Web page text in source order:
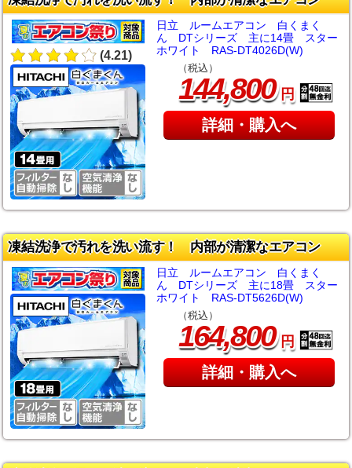
(4.21)
日立 ルームエアコン 白くまく
ん DTシリーズ 主に14畳 スター
ホワイト RAS-DT4026D(W)
（税込）
144,800円
詳細・購入へ
凍結洗浄で汚れを洗い流す！ 内部が清潔なエアコン
日立 ルームエアコン 白くまく
ん DTシリーズ 主に18畳 スター
ホワイト RAS-DT5626D(W)
（税込）
164,800円
詳細・購入へ